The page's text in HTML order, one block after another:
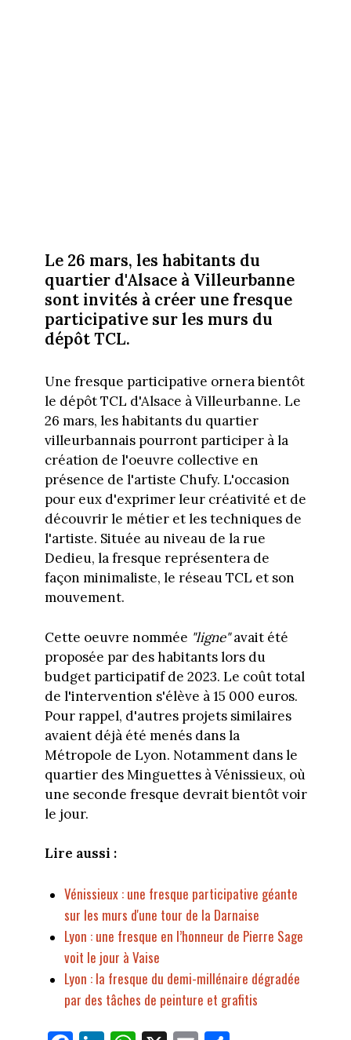
Le 26 mars, les habitants du
quartier d'Alsace à Villeurbanne
sont invités à créer une fresque
participative sur les murs du
dépôt TCL.
Une fresque participative ornera bientôt
le dépôt TCL d'Alsace à Villeurbanne. Le
26 mars, les habitants du quartier
villeurbannais pourront participer à la
création de l'oeuvre collective en
présence de l'artiste Chufy. L'occasion
pour eux d'exprimer leur créativité et de
découvrir le métier et les techniques de
l'artiste. Située au niveau de la rue
Dedieu, la fresque représentera de
façon minimaliste, le réseau TCL et son
mouvement.
Cette oeuvre nommée "ligne"avait été
proposée par des habitants lors du
budget participatif de 2023. Le coût total
de l'intervention s'élève à 15 000 euros.
Pour rappel, d'autres projets similaires
avaient déjà été menés dans la
Métropole de Lyon. Notamment dans le
quartier des Minguettes à Vénissieux, où
une seconde fresque devrait bientôt voir
le jour.
Lire aussi :
Vénissieux : une fresque participative géante
sur les murs d'une tour de la Darnaise
Lyon : une fresque en l’honneur de Pierre Sage
voit le jour à Vaise
Lyon : la fresque du demi-millénaire dégradée
par des tâches de peinture et grafitis